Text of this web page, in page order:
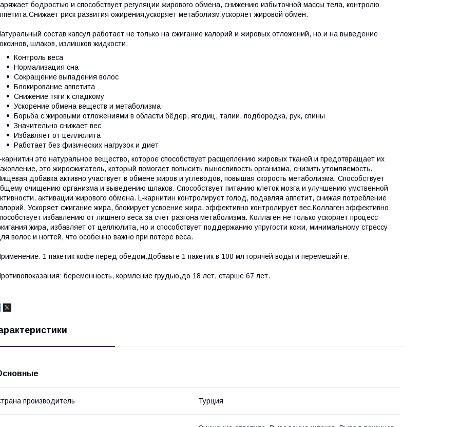
бодростью и способствует регуляции жирового обмена, снижению избыточной массы тела, контролю
риск развития ожирения,ускоряет метаболизм,ускоряет жировой обмен.
состав капсул работает не только на сжигание калорий и жировых отложений, но и на выведение
шлаков, излишков жидкости.
Контроль веса
Нормализация сна
Сокращение выпадения волос
Блокирование аппетита
Снижение тяги к сладкому
Ускорение обмена веществ и метаболизма
Борьба с жировыми отложениями в области бёдер, ягодиц, талии, подбородка, рук, спины
Значительно снижает вес
Избавляет от целлюлита
Работает без физических нагрузок и диет
карнитин это натуральное вещество, которое способствует расщеплению жировых тканей и предотвращает их
это жиросжигатель, который помогает повысить выносливость организма, снизить утомляемость.
добавка активно участвует в обмене жиров и углеводов, повышая скорость метаболизма. Способствует
очищению организма и выведению шлаков. Способствует питанию клеток мозга и улучшению умственной
активации жирового обмена. L-карнитин контролирует голод, подавляя аппетит, снижая потребление
Ускоряет сжигание жира, блокирует усвоение жира, эффективно контролирует вес.Коллаген эффективно
избавлению от лишнего веса за счёт разгона метаболизма. Коллаген не только ускоряет процесс
жира, избавляет от целлюлита, но и способствует поддержанию упругости кожи, минимальному стрессу
волос и ногтей, что особенно важно при потере веса.
1 пакетик кофе перед обедом.Добавьте 1 пакетик в 100 мл горячей воды и перемешайте.
беременность, кормление грудью,до 18 лет, старше 67 лет.
производитель Турция